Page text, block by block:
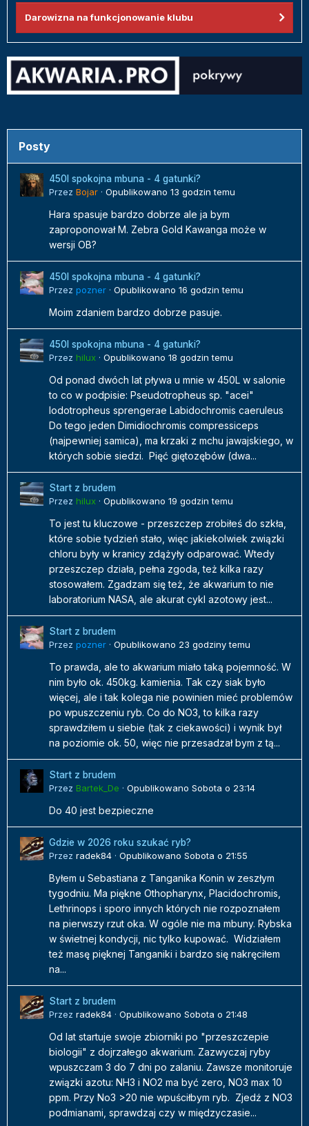
Darowizna na funkcjonowanie klubu
Posty
450l spokojna mbuna - 4 gatunki?
Przez Bojar · Opublikowano 13 godzin temu
Hara spasuje bardzo dobrze ale ja bym
zaproponował M. Zebra Gold Kawanga może w
wersji OB?
450l spokojna mbuna - 4 gatunki?
Przez pozner · Opublikowano 16 godzin temu
Moim zdaniem bardzo dobrze pasuje.
450l spokojna mbuna - 4 gatunki?
Przez hilux · Opublikowano 18 godzin temu
Od ponad dwóch lat pływa u mnie w 450L w salonie
to co w podpisie: Pseudotropheus sp. "acei"
Iodotropheus sprengerae Labidochromis caeruleus
Do tego jeden Dimidiochromis compressiceps
(najpewniej samica), ma krzaki z mchu jawajskiego, w
których sobie siedzi. Pięć giętozębów (dwa...
Start z brudem
Przez hilux · Opublikowano 19 godzin temu
To jest tu kluczowe - przeszczep zrobiłeś do szkła,
które sobie tydzień stało, więc jakiekolwiek związki
chloru były w kranicy zdążyły odparować. Wtedy
przeszczep działa, pełna zgoda, też kilka razy
stosowałem. Zgadzam się też, że akwarium to nie
laboratorium NASA, ale akurat cykl azotowy jest...
Start z brudem
Przez pozner · Opublikowano 23 godziny temu
To prawda, ale to akwarium miało taką pojemność. W
nim było ok. 450kg. kamienia. Tak czy siak było
więcej, ale i tak kolega nie powinien mieć problemów
po wpuszczeniu ryb. Co do NO3, to kilka razy
sprawdziłem u siebie (tak z ciekawości) i wynik był
na poziomie ok. 50, więc nie przesadzał bym z tą...
Start z brudem
Przez Bartek_De · Opublikowano Sobota o 23:14
Do 40 jest bezpieczne
Gdzie w 2026 roku szukać ryb?
Przez radek84 · Opublikowano Sobota o 21:55
Byłem u Sebastiana z Tanganika Konin w zeszłym
tygodniu. Ma piękne Othopharynx, Placidochromis,
Lethrinops i sporo innych których nie rozpoznałem
na pierwszy rzut oka. W ogóle nie ma mbuny. Rybska
w świetnej kondycji, nic tylko kupować. Widziałem
też masę pięknej Tanganiki i bardzo się nakręciłem
na...
Start z brudem
Przez radek84 · Opublikowano Sobota o 21:48
Od lat startuje swoje zbiorniki po "przeszczepie
biologii" z dojrzałego akwarium. Zazwyczaj ryby
wpuszczam 3 do 7 dni po zalaniu. Zawsze monitoruje
związki azotu: NH3 i NO2 ma być zero, NO3 max 10
ppm. Przy No3 >20 nie wpuściłbym ryb. Zjedź z NO3
podmianami, sprawdzaj czy w międzyczasie...